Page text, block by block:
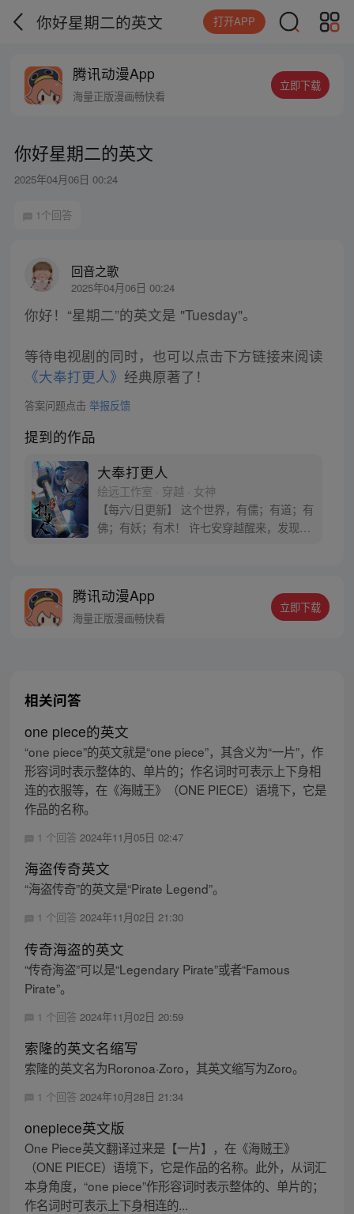
你好星期二的英文 打开APP
腾讯动漫App
海量正版漫画畅快看
立即下载
你好星期二的英文
2025年04月06日 00:24
1个回答
回音之歌
2025年04月06日 00:24
你好！“星期二”的英文是 "Tuesday"。
等待电视剧的同时，也可以点击下方链接来阅读
《大奉打更人》 经典原著了！
答案问题点击 举报反馈
提到的作品
大奉打更人
绘远工作室 · 穿越 · 女神
【每六/日更新】 这个世界，有儒；有道；有
佛；有妖；有术！ 许七安穿越醒来，发现自
者卖报小郎君同名小说 QQ群号：
799493374
腾讯动漫App
海量正版漫画畅快看
立即下载
相关问答
one piece的英文
“one piece”的英文就是“one piece”，其含义为“一片”，作
形容词时表示整体的、单片的；作名词时可表示上下身相
连的衣服等，在《海贼王》（ONE PIECE）语境下，它是
作品的名称。
1 个回答 2024年11月05日 02:47
海盗传奇英文
“海盗传奇”的英文是“Pirate Legend”。
1 个回答 2024年11月02日 21:30
传奇海盗的英文
“传奇海盗”可以是“Legendary Pirate”或者“Famous
Pirate”。
1 个回答 2024年11月02日 20:59
索隆的英文名缩写
索隆的英文名为Roronoa·Zoro，其英文缩写为Zoro。
1 个回答 2024年10月28日 21:34
onepiece英文版
One Piece英文翻译过来是【一片】，在《海贼王》
（ONE PIECE）语境下，它是作品的名称。此外，从词汇
本身角度，“one piece”作形容词时表示整体的、单片的；
作名词时可表示上下身相连的...